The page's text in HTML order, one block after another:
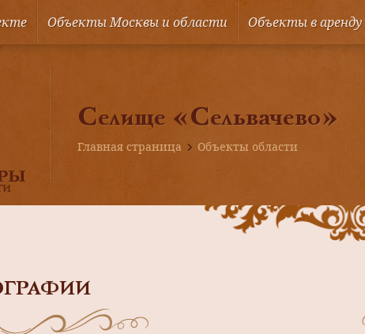
Объекты Москвы и области Объекты в аренду
Селище «Сельвачево»
Главная страница Объекты области